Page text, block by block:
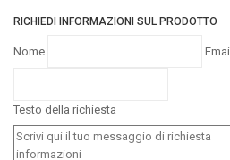
RICHIEDI INFORMAZIONI SUL PRODOTTO
Nome Email
Testo della richiesta